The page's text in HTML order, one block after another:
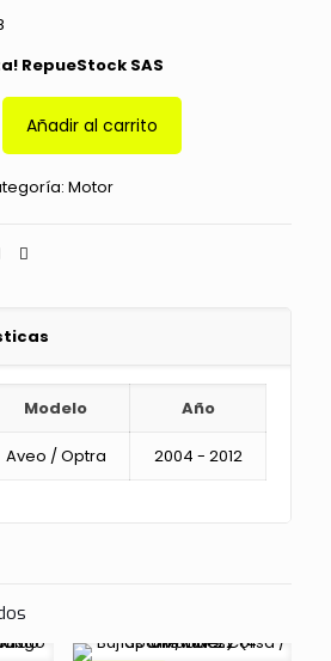
RepueStock SAS
Añadir al carrito
Motor
Modelo Año
Aveo / Optra 2004 - 2012